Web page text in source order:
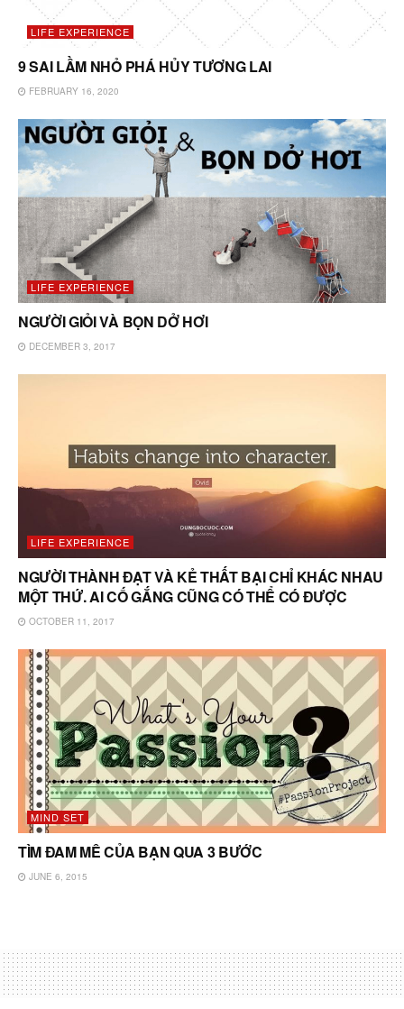
LIFE EXPERIENCE
9 SAI LẦM NHỎ PHÁ HỦY TƯƠNG LAI
FEBRUARY 16, 2020
LIFE EXPERIENCE
NGƯỜI GIỎI VÀ BỌN DỞ HƠI
DECEMBER 3, 2017
LIFE EXPERIENCE
NGƯỜI THÀNH ĐẠT VÀ KẺ THẤT BẠI CHỈ KHÁC NHAU
MỘT THỨ. AI CỐ GẮNG CŨNG CÓ THỂ CÓ ĐƯỢC
OCTOBER 11, 2017
MIND SET
TÌM ĐAM MÊ CỦA BẠN QUA 3 BƯỚC
JUNE 6, 2015